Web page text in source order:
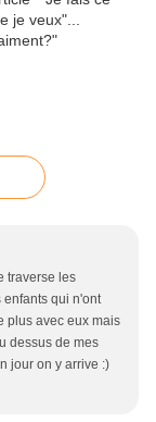
traverse les
enfants qui n'ont
plus avec eux mais
dessus de mes
jour on y arrive :)